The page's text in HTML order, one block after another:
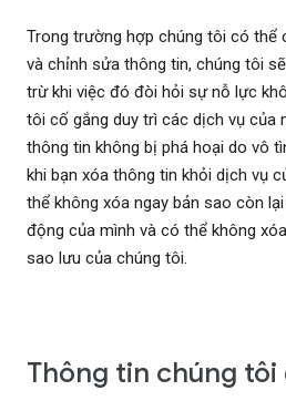
Trong trường hợp chúng tôi có thể
và chỉnh sửa thông tin, chúng tôi
trừ khi việc đó đòi hỏi sự nỗ lực
tôi cố gắng duy trì các dịch vụ của
thông tin không bị phá hoại do vô
khi bạn xóa thông tin khỏi dịch vụ
thể không xóa ngay bản sao còn
động của mình và có thể không
sao lưu của chúng tôi.
Thông tin chúng tôi